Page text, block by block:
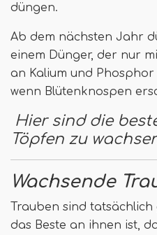
düngen.
Ab dem nächsten Jahr
einem Dünger, der nur
an Kalium und
wenn Blütenknospen
Hier sind die
Töpfen zu
Wachsende
Trauben sind
das Beste an ihnen ist,